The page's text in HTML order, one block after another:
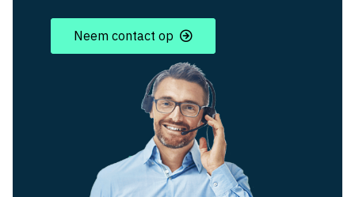
Neem contact op